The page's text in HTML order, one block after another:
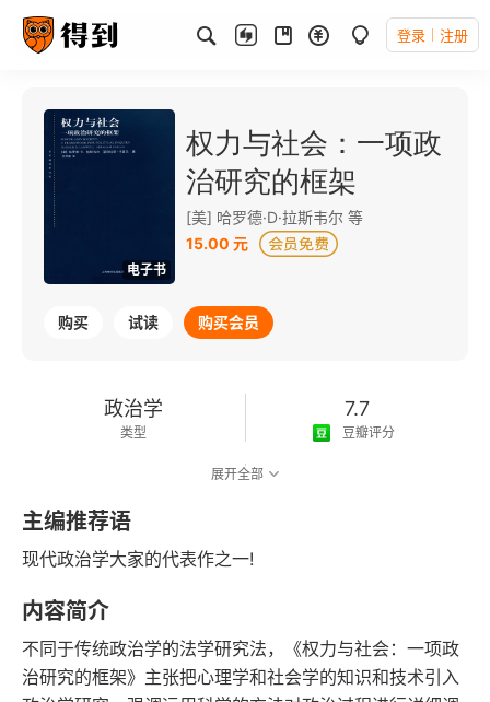
登录 注册
电子书
权力与社会：一项政
治研究的框架
[美] 哈罗德·D·拉斯韦尔 等
15.00 元
购买 试读 购买会员
政治学
类型
7.7
豆瓣评分
2012-01-01
发行日期
展开全部
主编推荐语
现代政治学大家的代表作之一!
内容简介
不同于传统政治学的法学研究法，《权力与社会：一项政
治研究的框架》主张把心理学和社会学的知识和技术引入